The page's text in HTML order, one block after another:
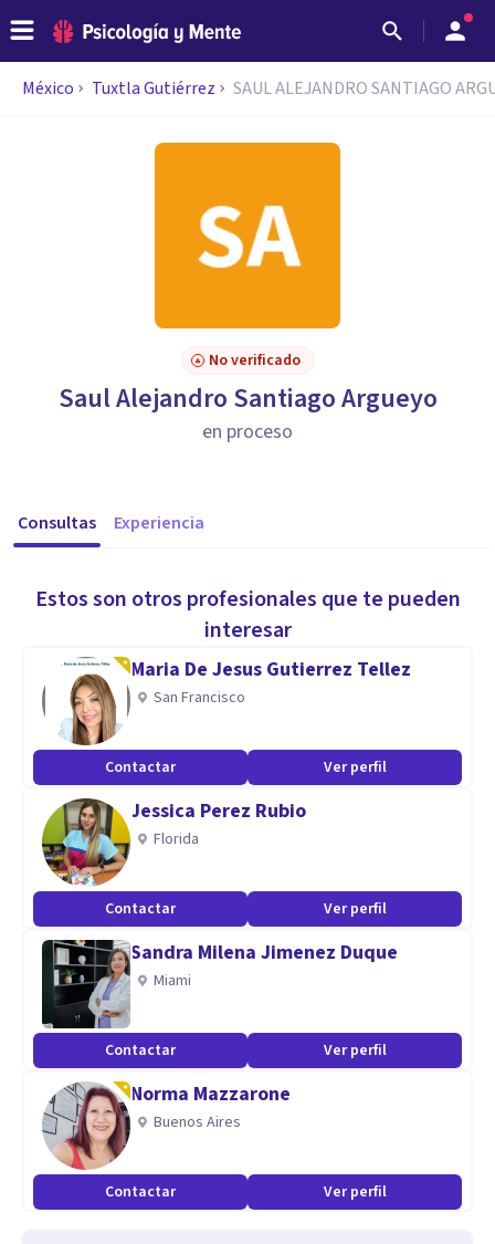
México Tuxtla Gutiérrez SAUL ALEJANDRO SANTIAGO
No verificado
Saul Alejandro Santiago Argueyo
en proceso
Consultas Experiencia
Estos son otros profesionales que te pueden
interesar
Maria De Jesus Gutierrez Tellez
San Francisco
Contactar Ver perfil
Jessica Perez Rubio
Florida
Contactar Ver perfil
Sandra Milena Jimenez Duque
Miami
Contactar Ver perfil
Norma Mazzarone
Buenos Aires
Contactar Ver perfil